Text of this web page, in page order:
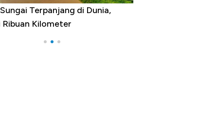
Terpanjang di Dunia,
Ribuan Kilometer